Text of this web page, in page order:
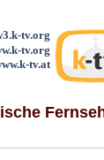
tv.org
tv.org
tv.at